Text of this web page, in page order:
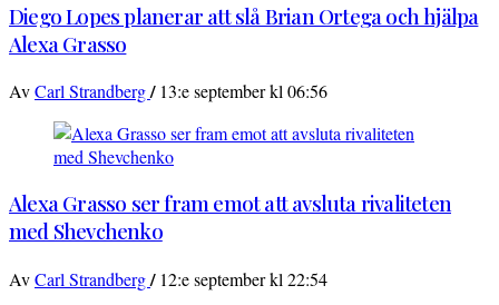
Diego Lopes planerar att slå Brian Ortega och hjälpa
Alexa Grasso
AvCarl Strandberg/ 13:e september kl 06:56
Alexa Grasso ser fram emot att avsluta rivaliteten
med Shevchenko
AvCarl Strandberg/ 12:e september kl 22:54